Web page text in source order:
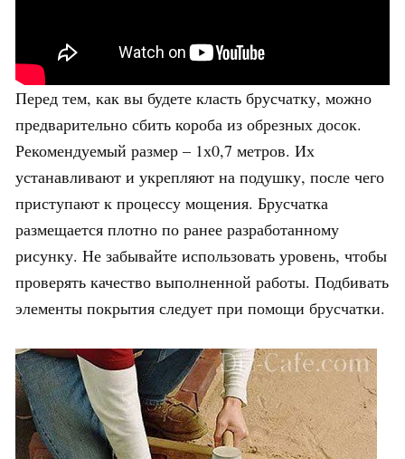
Перед тем, как вы будете класть брусчатку, можно
предварительно сбить короба из обрезных досок.
Рекомендуемый размер – 1х0,7 метров. Их
устанавливают и укрепляют на подушку, после чего
приступают к процессу мощения. Брусчатка
размещается плотно по ранее разработанному
рисунку. Не забывайте использовать уровень, чтобы
проверять качество выполненной работы. Подбивать
элементы покрытия следует при помощи брусчатки.